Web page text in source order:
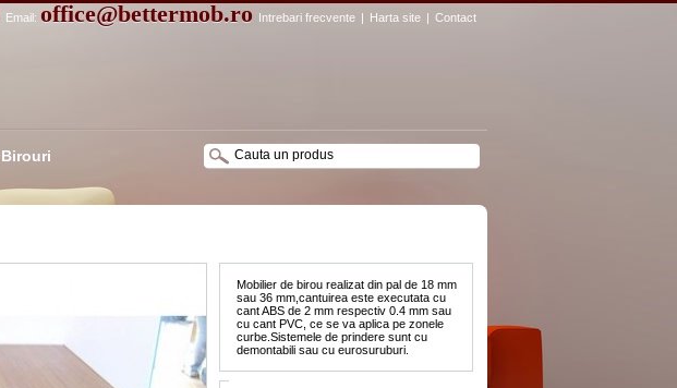
Email: office@bettermob.ro Intrebari frecvente | Harta site | Contact
Birouri
Mobilier de birou realizat din pal de 18 mm
sau 36 mm,cantuirea este executata cu
cant ABS de 2 mm respectiv 0.4 mm sau
cu cant PVC, ce se va aplica pe zonele
curbe.Sistemele de prindere sunt cu
demontabili sau cu eurosuruburi.